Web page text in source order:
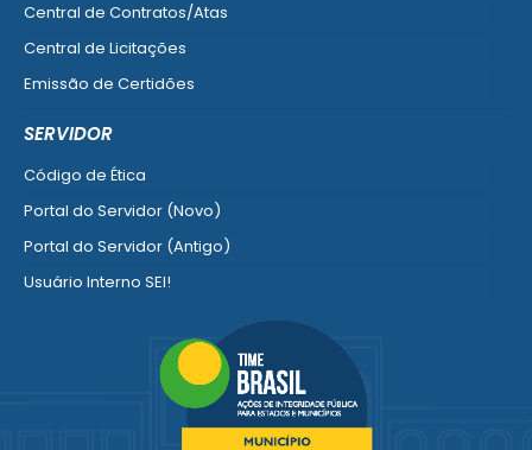
Central de Contratos/Atas
Central de Licitações
Emissão de Certidões
SERVIDOR
Código de Ética
Portal do Servidor (Novo)
Portal do Servidor (Antigo)
Usuário Interno SEI!
Portal do Segurado
Manual de Gestão Patrimonial